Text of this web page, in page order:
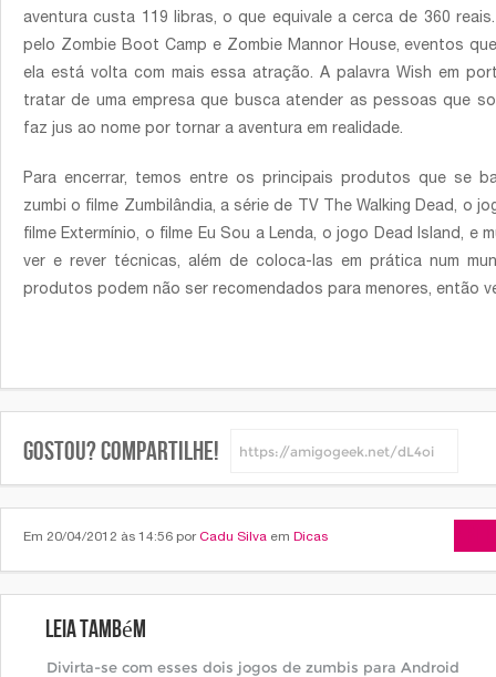
aventura custa 119 libras, o que equivale a cerca de 360
pelo Zombie Boot Camp e Zombie Mannor House, eventos
ela está volta com mais essa atração. A palavra Wish em
tratar de uma empresa que busca atender as pessoas que
faz jus ao nome por tornar a aventura em realidade.
Para encerrar, temos entre os principais produtos que se
zumbi o filme Zumbilândia, a série de TV The Walking Dead, o
filme Extermínio, o filme Eu Sou a Lenda, o jogo Dead Island, e
ver e rever técnicas, além de coloca-las em prática num
produtos podem não ser recomendados para menores, então
Gostou? Compartilhe!
Em 20/04/2012 às 14:56 por Cadu Silva em Dicas
Leia também
Divirta-se com esses dois jogos de zumbis para Android